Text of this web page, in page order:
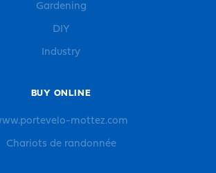
Gardening
DIY
Industry
BUY ONLINE
mottez.com
Chariots de randonnée